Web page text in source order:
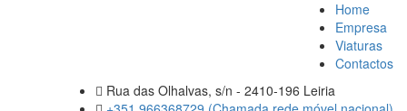
Home
Empresa
Viaturas
Contactos
Rua das Olhalvas, s/n - 2410-196 Leiria